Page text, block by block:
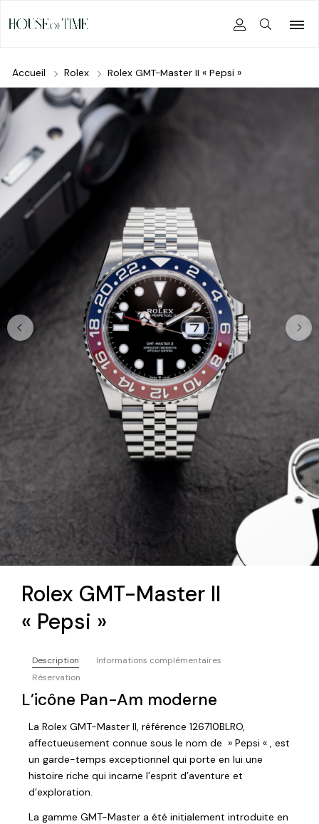
Accueil Rolex Rolex GMT-Master II « Pepsi »
Rolex GMT-Master II
« Pepsi »
Description
Informations complémentaires
Réservation
L’icône Pan-Am moderne
La Rolex GMT-Master II, référence 126710BLRO,
affectueusement connue sous le nom de » Pepsi « , est
un garde-temps exceptionnel qui porte en lui une
histoire riche qui incarne l’esprit d’aventure et
d’exploration.
La gamme GMT-Master a été initialement introduite en